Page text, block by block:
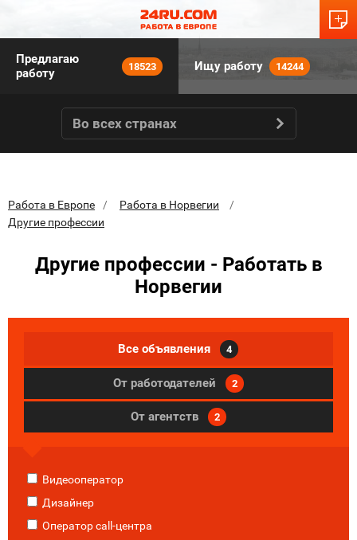
Предлагаю
работу
18523 Ищу работу 14244
Во всех странах
Работа в Европе
Работа в Норвегии
Другие профессии
Другие профессии - Работать в
Норвегии
Все объявления 4
От работодателей 2
От агентств 2
Видеооператор
Дизайнер
Оператор call-центра